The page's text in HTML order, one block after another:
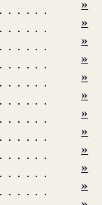
»
»
»
»
»
»
»
»
»
»
»